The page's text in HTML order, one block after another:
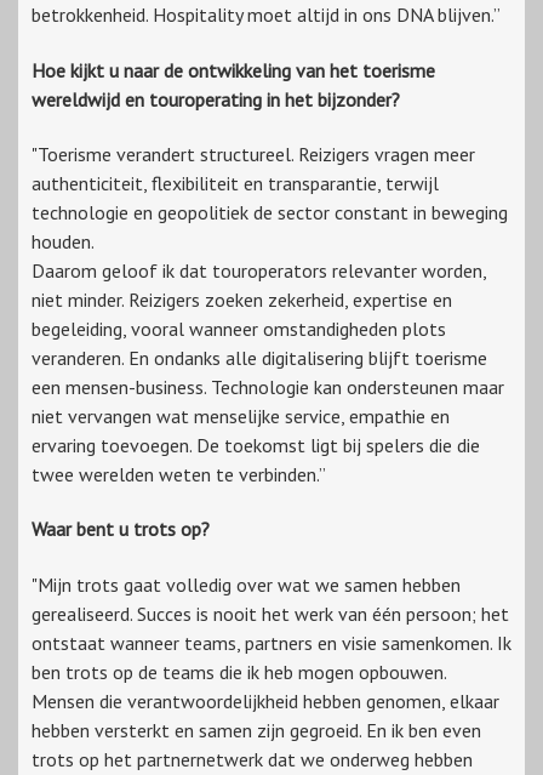
betrokkenheid. Hospitality moet altijd in ons DNA blijven.”
Hoe kijkt u naar de ontwikkeling van het toerisme
wereldwijd en touroperating in het bijzonder?
"Toerisme verandert structureel. Reizigers vragen meer
authenticiteit, flexibiliteit en transparantie, terwijl
technologie en geopolitiek de sector constant in beweging
houden.
Daarom geloof ik dat touroperators relevanter worden,
niet minder. Reizigers zoeken zekerheid, expertise en
begeleiding, vooral wanneer omstandigheden plots
veranderen. En ondanks alle digitalisering blijft toerisme
een mensen-business. Technologie kan ondersteunen maar
niet vervangen wat menselijke service, empathie en
ervaring toevoegen. De toekomst ligt bij spelers die die
twee werelden weten te verbinden.”
Waar bent u trots op?
"Mijn trots gaat volledig over wat we samen hebben
gerealiseerd. Succes is nooit het werk van één persoon; het
ontstaat wanneer teams, partners en visie samenkomen. Ik
ben trots op de teams die ik heb mogen opbouwen.
Mensen die verantwoordelijkheid hebben genomen, elkaar
hebben versterkt en samen zijn gegroeid. En ik ben even
trots op het partnernetwerk dat we onderweg hebben